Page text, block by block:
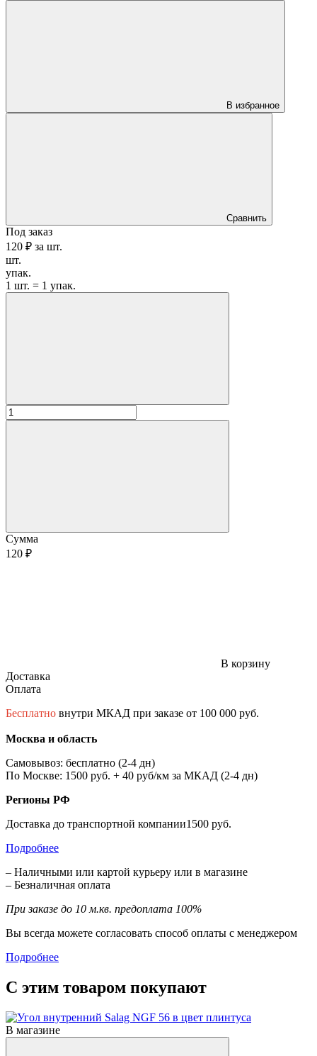
В избранное
Сравнить
Под заказ
120 ₽ за шт.
шт.
упак.
1 шт. = 1 упак.
Сумма
120 ₽
В корзину
Доставка
Оплата
Бесплатно внутри МКАД при заказе от 100 000 руб.
Москва и область
Самовывоз: бесплатно (2-4 дн)
По Москве: 1500 руб. + 40 руб/км за МКАД (2-4 дн)
Регионы РФ
Доставка до транспортной компании1500 руб.
Подробнее
– Наличными или картой курьеру или в магазине
– Безналичная оплата
При заказе до 10 м.кв. предоплата 100%
Вы всегда можете согласовать способ оплаты с менеджером
Подробнее
С этим товаром покупают
В магазине